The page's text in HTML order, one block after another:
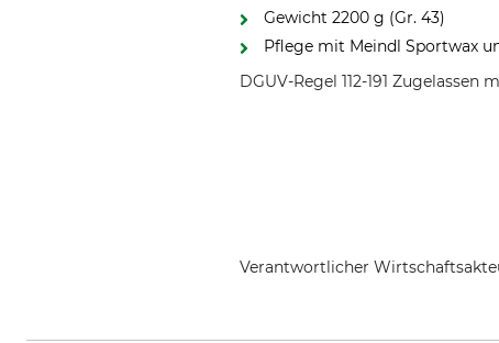
Gewicht 2200 g (Gr. 43)
Pflege mit Meindl Sportwax
DGUV-Regel 112-191
Verantwortlicher